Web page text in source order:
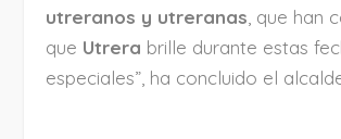
utreranos y utreranas , que han
que Utrera brille durante estas
especiales”, ha concluido el